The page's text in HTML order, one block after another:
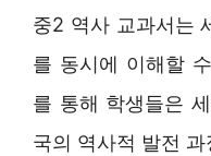
중2 역사 교과서는
를 동시에 이해할
를 통해 학생들은
국의 역사적 발전